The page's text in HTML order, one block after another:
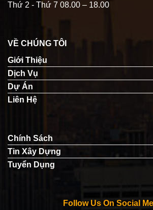
Thứ 2 - Thứ 7 08.00 – 18.00
VỀ CHÚNG TÔI
Giới Thiệu
Dịch Vụ
Dự Án
Liên Hệ
Chính Sách
Tin Xây Dựng
Tuyển Dụng
Follow Us On Social